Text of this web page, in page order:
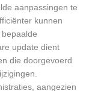
aanpassingen te
kunnen
update dient
die doorgevoerd
aangezien